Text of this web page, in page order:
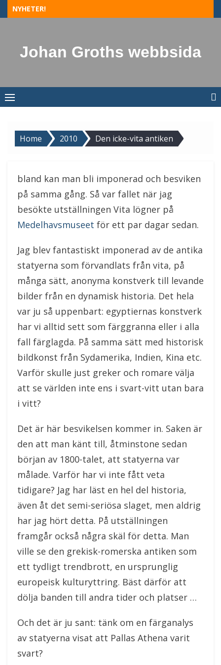
Skip
to
NYHETER!
Johan Groths webbsida
Home 2010 Den icke-vita antiken
bland kan man bli imponerad och besviken
på samma gång. Så var fallet när jag
besökte utställningen Vita lögner på
Medelhavsmuseet för ett par dagar sedan.
Jag blev fantastiskt imponerad av de antika
statyerna som förvandlats från vita, på
många sätt, anonyma konstverk till levande
bilder från en dynamisk historia. Det hela
var ju så uppenbart: egyptiernas konstverk
har vi alltid sett som färggranna eller i alla
fall färglagda. På samma sätt med historisk
bildkonst från Sydamerika, Indien, Kina etc.
Varför skulle just greker och romare välja
att se världen inte ens i svart-vitt utan bara
i vitt?
Det är här besvikelsen kommer in. Saken är
den att man känt till, åtminstone sedan
början av 1800-talet, att statyerna var
målade. Varför har vi inte fått veta
tidigare? Jag har läst en hel del historia,
även åt det semi-seriösa slaget, men aldrig
har jag hört detta. På utställningen
framgår också några skäl för detta. Man
ville se den grekisk-romerska antiken som
ett tydligt trendbrott, en ursprunglig
europeisk kulturyttring. Bäst därför att
dölja banden till andra tider och platser …
Och det är ju sant: tänk om en färganalys
av statyerna visat att Pallas Athena varit
svart?